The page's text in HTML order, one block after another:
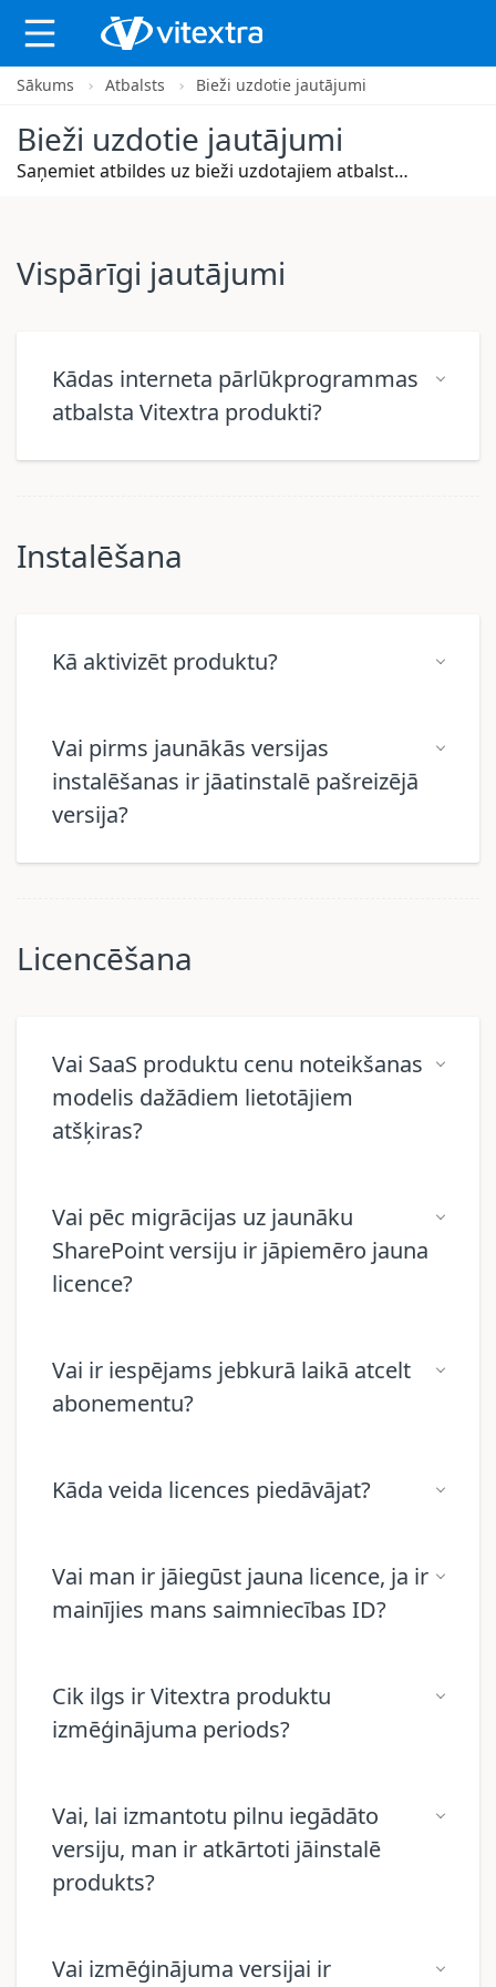
Sākums Atbalsts Bieži uzdotie jautājumi
Bieži uzdotie jautājumi
Saņemiet atbildes uz bieži uzdotajiem atbalsta jautājumiem
Vispārīgi jautājumi
Kādas interneta pārlūkprogrammas
atbalsta Vitextra produkti?
Instalēšana
Kā aktivizēt produktu?
Vai pirms jaunākās versijas
instalēšanas ir jāatinstalē pašreizējā
versija?
Licencēšana
Vai SaaS produktu cenu noteikšanas
modelis dažādiem lietotājiem
atšķiras?
Vai pēc migrācijas uz jaunāku
SharePoint versiju ir jāpiemēro jauna
licence?
Vai ir iespējams jebkurā laikā atcelt
abonementu?
Kāda veida licences piedāvājat?
Vai man ir jāiegūst jauna licence, ja ir
mainījies mans saimniecības ID?
Cik ilgs ir Vitextra produktu
izmēģinājuma periods?
Vai, lai izmantotu pilnu iegādāto
versiju, man ir atkārtoti jāinstalē
produkts?
Vai izmēģinājuma versijai ir